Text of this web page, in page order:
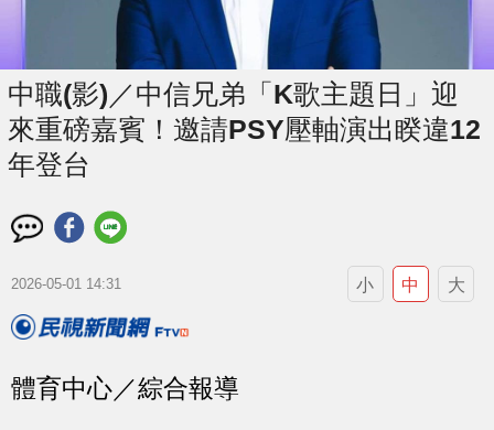
中職(影)／中信兄弟「K歌主題日」迎
來重磅嘉賓！邀請PSY壓軸演出睽違12
年登台
2026-05-01 14:31 小 中 大
體育中心／綜合報導